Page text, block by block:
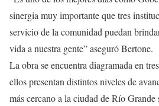
sinergia muy importante que tres
servicio de la comunidad puedan
vida a nuestra gente” aseguró Bertone.
La obra se encuentra diagramada en
ellos presentan distintos niveles de
más cercano a la ciudad de Río